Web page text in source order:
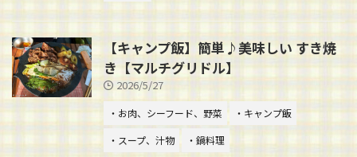
【キャンプ飯】簡単♪美味しい すき焼
き【マルチグリドル】
2026/5/27
・お肉、シーフード、野菜
・キャンプ飯
・スープ、汁物
・鍋料理